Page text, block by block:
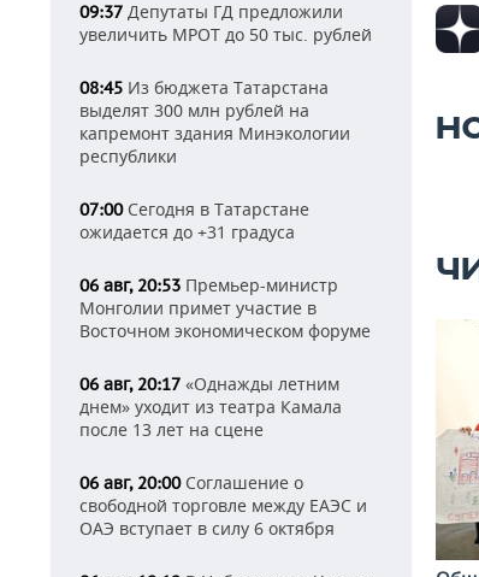
09:37 Депутаты ГД предложили
увеличить МРОТ до 50 тыс. рублей
08:45 Из бюджета Татарстана
выделят 300 млн рублей на
капремонт здания Минэкологии
республики
07:00Сегодня в Татарстане
ожидается до +31 градуса
06 авг, 20:53 Премьер-министр
Монголии примет участие в
Восточном экономическом форуме
06 авг, 20:17 «Однажды летним
днем» уходит из театра Камала
после 13 лет на сцене
06 авг, 20:00Соглашение о
свободной торговле между ЕАЭС и
ОАЭ вступает в силу 6 октября